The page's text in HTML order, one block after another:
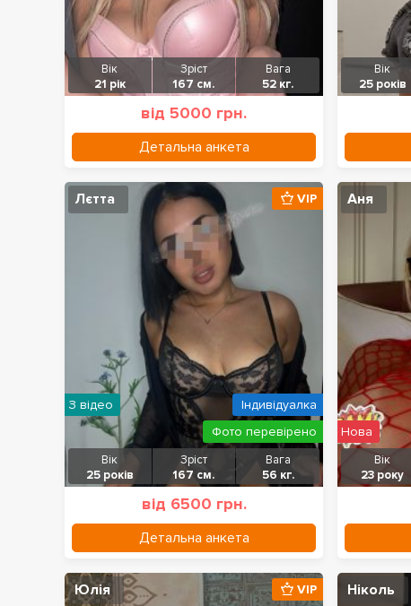
Вік
21 рік
Зріст
167 см.
Вага
52 кг.
від 5000 грн.
Детальна анкета
Вік
25 років
Лєтта
Вік
25 років
Зріст
167 см.
Вага
56 кг.
від 6500 грн.
Детальна анкета
VIP
З відео
Фото перевірено
Індивідуалка
Аня
Вік
23 року
Нова
Юлія VIP Ніколь